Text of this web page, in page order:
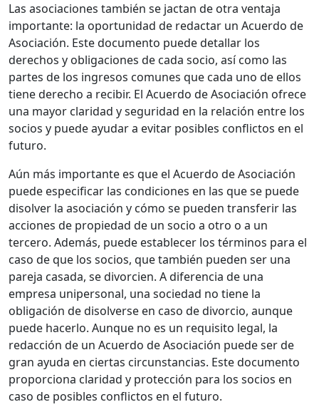
Las asociaciones también se jactan de otra ventaja
importante: la oportunidad de redactar un Acuerdo de
Asociación. Este documento puede detallar los
derechos y obligaciones de cada socio, así como las
partes de los ingresos comunes que cada uno de ellos
tiene derecho a recibir. El Acuerdo de Asociación ofrece
una mayor claridad y seguridad en la relación entre los
socios y puede ayudar a evitar posibles conflictos en el
futuro.
Aún más importante es que el Acuerdo de Asociación
puede especificar las condiciones en las que se puede
disolver la asociación y cómo se pueden transferir las
acciones de propiedad de un socio a otro o a un
tercero. Además, puede establecer los términos para el
caso de que los socios, que también pueden ser una
pareja casada, se divorcien. A diferencia de una
empresa unipersonal, una sociedad no tiene la
obligación de disolverse en caso de divorcio, aunque
puede hacerlo. Aunque no es un requisito legal, la
redacción de un Acuerdo de Asociación puede ser de
gran ayuda en ciertas circunstancias. Este documento
proporciona claridad y protección para los socios en
caso de posibles conflictos en el futuro.